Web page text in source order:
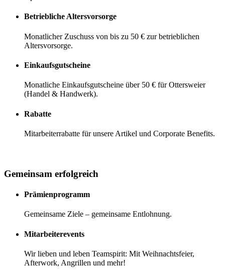
Betriebliche Altersvorsorge
Monatlicher Zuschuss von bis zu 50 € zur betrieblichen
Altersvorsorge.
Einkaufsgutscheine
Monatliche Einkaufsgutscheine über 50 € für Ottersweier
(Handel & Handwerk).
Rabatte
Mitarbeiterrabatte für unsere Artikel und Corporate Benefits.
Gemeinsam erfolgreich
Prämienprogramm
Gemeinsame Ziele – gemeinsame Entlohnung.
Mitarbeiterevents
Wir lieben und leben Teamspirit: Mit Weihnachtsfeier,
Afterwork, Angrillen und mehr!